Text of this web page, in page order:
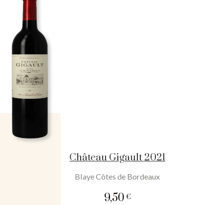
Château Gigault 2021
Blaye Côtes de Bordeaux
9,50€